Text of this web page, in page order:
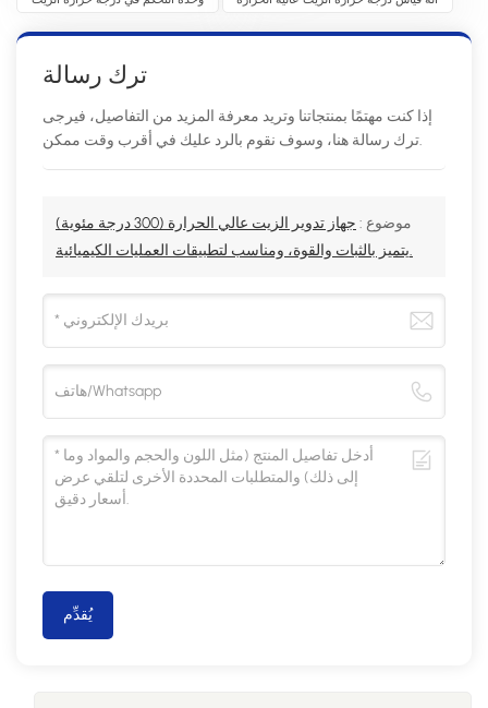
ترك رسالة
إذا كنت مهتمًا بمنتجاتنا وتريد معرفة المزيد من التفاصيل، فيرجى
ترك رسالة هنا، وسوف نقوم بالرد عليك في أقرب وقت ممكن.
موضوع :
جهاز تدوير الزيت عالي الحرارة (300 درجة مئوية)
يتميز بالثبات والقوة، ومناسب لتطبيقات العمليات الكيميائية.
يُقدِّم